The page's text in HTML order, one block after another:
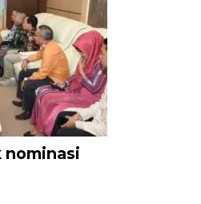
nominasi